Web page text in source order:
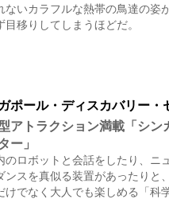
ないカラフルな熱帯の鳥達の姿
目移りしてしまうほどだ。
ポール・ディスカバリー・
アトラクション満載「シン
ー」
のロボットと会話をしたり、ニ
ンスを真似る装置があったりと
けでなく大人でも楽しめる「科